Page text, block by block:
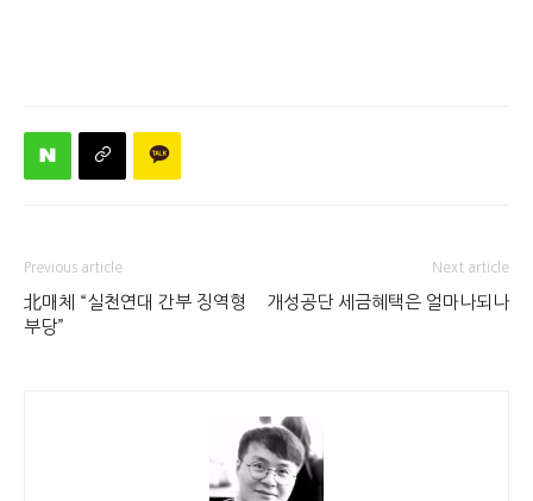
Previous article
北매체 “실천연대 간부 징역형
부당”
Next article
개성공단 세금혜택은 얼마나되나